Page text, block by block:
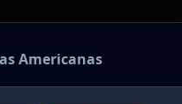
Americanas